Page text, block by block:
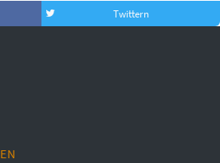
Twittern